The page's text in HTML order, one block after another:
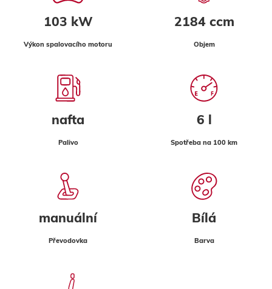
103 kW
Výkon spalovacího motoru
2184 ccm
Objem
nafta
Palivo
6 l
Spotřeba na 100 km
manuální
Převodovka
Bílá
Barva